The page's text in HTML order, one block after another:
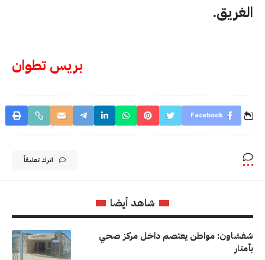
الغريق.
بريس تطوان
Facebook
اترك تعليقاً
شاهد أيضا
شفشاون: مواطن يعتصم داخل مركز صحي
بأمتار